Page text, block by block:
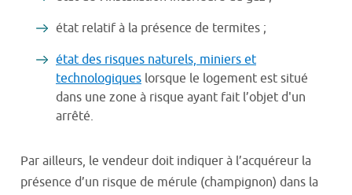
état relatif à la présence de termites ;
état des risques naturels, miniers et
technologiques lorsque le logement est situé
dans une zone à risque ayant fait l’objet d'un
arrêté.
Par ailleurs, le vendeur doit indiquer à l’acquéreur la
présence d’un risque de mérule (champignon) dans la